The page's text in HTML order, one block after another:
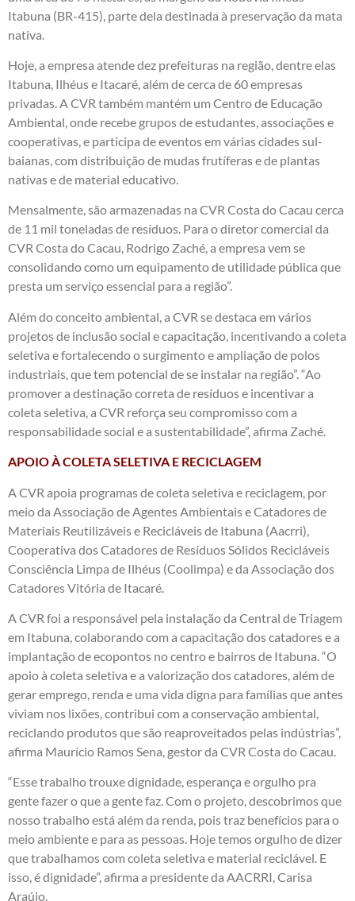
Itabuna (BR-415), parte dela destinada à preservação da mata
nativa.
Hoje, a empresa atende dez prefeituras na região, dentre elas
Itabuna, Ilhéus e Itacaré, além de cerca de 60 empresas
privadas. A CVR também mantém um Centro de Educação
Ambiental, onde recebe grupos de estudantes, associações e
cooperativas, e participa de eventos em várias cidades sul-
baianas, com distribuição de mudas frutíferas e de plantas
nativas e de material educativo.
Mensalmente, são armazenadas na CVR Costa do Cacau cerca
de 11 mil toneladas de resíduos. Para o diretor comercial da
CVR Costa do Cacau, Rodrigo Zaché, a empresa vem se
consolidando como um equipamento de utilidade pública que
presta um serviço essencial para a região”.
Além do conceito ambiental, a CVR se destaca em vários
projetos de inclusão social e capacitação, incentivando a coleta
seletiva e fortalecendo o surgimento e ampliação de polos
industriais, que tem potencial de se instalar na região”. “Ao
promover a destinação correta de resíduos e incentivar a
coleta seletiva, a CVR reforça seu compromisso com a
responsabilidade social e a sustentabilidade”, afirma Zaché.
APOIO À COLETA SELETIVA E RECICLAGEM
A CVR apoia programas de coleta seletiva e reciclagem, por
meio da Associação de Agentes Ambientais e Catadores de
Materiais Reutilizáveis e Recicláveis de Itabuna (Aacrri),
Cooperativa dos Catadores de Resíduos Sólidos Recicláveis
Consciência Limpa de Ilhéus (Coolimpa) e da Associação dos
Catadores Vitória de Itacaré.
A CVR foi a responsável pela instalação da Central de Triagem
em Itabuna, colaborando com a capacitação dos catadores e a
implantação de ecopontos no centro e bairros de Itabuna. “O
apoio à coleta seletiva e a valorização dos catadores, além de
gerar emprego, renda e uma vida digna para famílias que antes
viviam nos lixões, contribui com a conservação ambiental,
reciclando produtos que são reaproveitados pelas indústrias”,
afirma Maurício Ramos Sena, gestor da CVR Costa do Cacau.
“Esse trabalho trouxe dignidade, esperança e orgulho pra
gente fazer o que a gente faz. Com o projeto, descobrimos que
nosso trabalho está além da renda, pois traz benefícios para o
meio ambiente e para as pessoas. Hoje temos orgulho de dizer
que trabalhamos com coleta seletiva e material reciclável. E
isso, é dignidade”, afirma a presidente da AACRRI, Carisa
Araújo.